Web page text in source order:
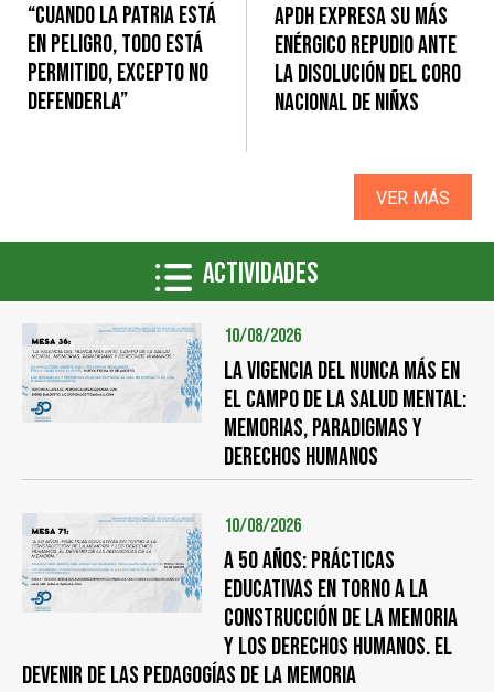
“Cuando la Patria está
en peligro, todo está
permitido, excepto no
DEFENDERLA”
APDH expresa su más
enérgico repudio ante
la disolución del Coro
Nacional de Niñxs
VER MÁS
Actividades
10/08/2026
LA VIGENCIA DEL NUNCA MÁS EN
EL CAMPO DE LA SALUD MENTAL:
memorias, paradigmas y
derechos humanos
10/08/2026
A 50 años: prácticas
educativas en torno a la
construcción de la memoria
y los derechos humanos. El
devenir de las pedagogías de la memoria